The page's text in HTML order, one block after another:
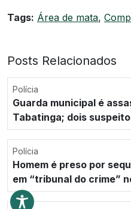
Tags: Área de mata,
Posts Relacionados
Polícia
Guarda municipal é
Tabatinga; dois
Polícia
Homem é preso por
em “tribunal do crime”